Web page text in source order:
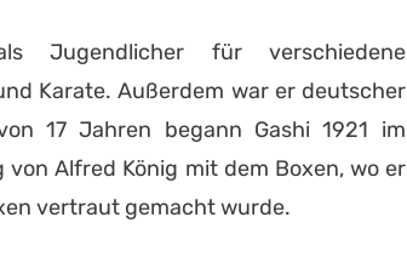
Jugendlicher für verschiedene
Karate. Außerdem war er deutscher
17 Jahren begann Gashi 1921 im
Alfred König mit dem Boxen, wo er
vertraut gemacht wurde.